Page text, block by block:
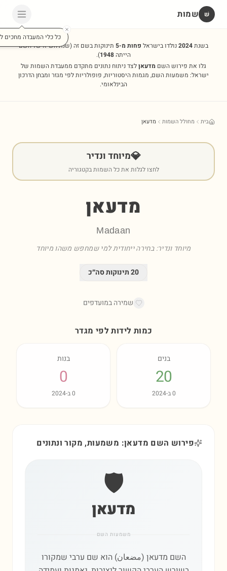
שׁ שמות
כל כלי המעבדה מחכים
בשנת2024נולדו בישראל פחות מ-5 תינוקות בשם זה(שנת השיא של השם
הייתה1948
).
גלו את פירוש השם מדעאןלצד ניתוח נתונים מתקדם ממעבדת השמות של
ישראל: משמעות השם, מגמות היסטוריות, פופולריות לפי מגזר ומבחן הדרכון
הבינלאומי.
בית מחולל השמות מדעאן
💎מיוחד ונדיר
לחצו לגלות את כל השמות בקטגוריה
מדעאן
Madaan
מיוחד ונדיר: בחירה ייחודית למי שמחפש משהו מיוחד
20תינוקות סה״כ
שמירה במועדפים
כמות לידות לפי מגדר
בנים
20
0ב-2024
בנות
0
0ב-2024
פירוש השם מדעאן: משמעות, מקור ונתונים
🛡️
מדעאן
משמעות השם
השם מדעאן (مضعان) הוא שם ערבי שמקורו